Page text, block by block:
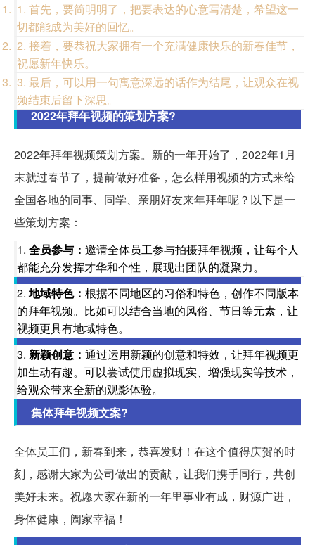
1. 首先，要简明明了，把要表达的心意写清楚，希望这一
切都能成为美好的回忆。
2. 接着，要恭祝大家拥有一个充满健康快乐的新春佳节，
祝愿新年快乐。
3. 最后，可以用一句寓意深远的话作为结尾，让观众在视
频结束后留下深思。
2022年拜年视频的策划方案?
2022年拜年视频策划方案。新的一年开始了，2022年1月
末就过春节了，提前做好准备，怎么样用视频的方式来给
全国各地的同事、同学、亲朋好友来年拜年呢？以下是一
些策划方案：
1. 全员参与： 邀请全体员工参与拍摄拜年视频，让每个人
都能充分发挥才华和个性，展现出团队的凝聚力。
2. 地域特色： 根据不同地区的习俗和特色，创作不同版本
的拜年视频。比如可以结合当地的风俗、节日等元素，让
视频更具有地域特色。
3. 新颖创意： 通过运用新颖的创意和特效，让拜年视频更
加生动有趣。可以尝试使用虚拟现实、增强现实等技术，
给观众带来全新的观影体验。
集体拜年视频文案?
全体员工们，新春到来，恭喜发财！在这个值得庆贺的时
刻，感谢大家为公司做出的贡献，让我们携手同行，共创
美好未来。祝愿大家在新的一年里事业有成，财源广进，
身体健康，阖家幸福！